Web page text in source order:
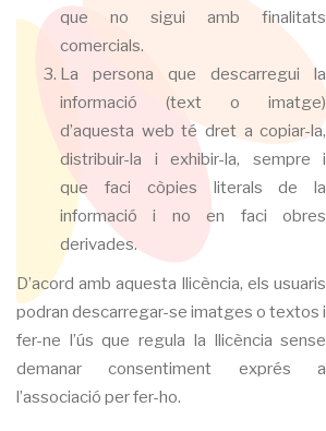
que no sigui amb finalitats
comercials.
La persona que descarregui la
informació (text o imatge)
d’aquesta web té dret a copiar-la,
distribuir-la i exhibir-la, sempre i
que faci còpies literals de la
informació i no en faci obres
derivades.
D’acord amb aquesta llicència, els usuaris
podran descarregar-se imatges o textos i
fer-ne l’ús que regula la llicència sense
demanar consentiment exprés a
l’associació per fer-ho.